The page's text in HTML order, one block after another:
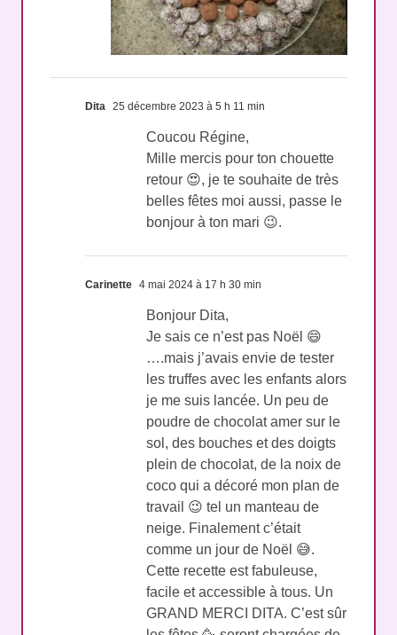
Dita 25 décembre 2023 à 5 h 11 min
Coucou Régine,
Mille mercis pour ton chouette
retour 😍, je te souhaite de très
belles fêtes moi aussi, passe le
bonjour à ton mari 😉.
Carinette 4 mai 2024 à 17 h 30 min
Bonjour Dita,
Je sais ce n’est pas Noël 😄
….mais j’avais envie de tester
les truffes avec les enfants alors
je me suis lancée. Un peu de
poudre de chocolat amer sur le
sol, des bouches et des doigts
plein de chocolat, de la noix de
coco qui a décoré mon plan de
travail 😉 tel un manteau de
neige. Finalement c’était
comme un jour de Noël 😅.
Cette recette est fabuleuse,
facile et accessible à tous. Un
GRAND MERCI DITA. C’est sûr